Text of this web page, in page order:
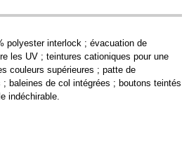
polyester interlock ; évacuation de
les UV ; teintures cationiques pour une
couleurs supérieures ; patte de
; baleines de col intégrées ; boutons teintés
indéchirable.